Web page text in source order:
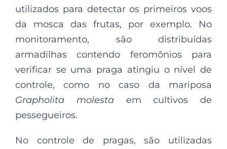
utilizados para detectar os primeiros voos
da mosca das frutas, por exemplo. No
monitoramento, são distribuídas
armadilhas contendo feromônios para
verificar se uma praga atingiu o nível de
controle, como no caso da mariposa
Grapholita molesta em cultivos de
pessegueiros.
No controle de pragas, são utilizadas